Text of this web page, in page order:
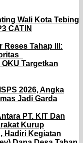
Wali Kota Tebing
CATIN
Reses Tahap III:
Targetkan
2026, Angka
Jadi Garda
PT. KIT Dan
Kurup
Hadiri Kegiatan